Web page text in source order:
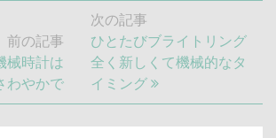
前の記事
械時計は
わやかで
次の記事
次
の
記
事:
ひとたびブライトリング
全く新しくて機械的なタ
イミング